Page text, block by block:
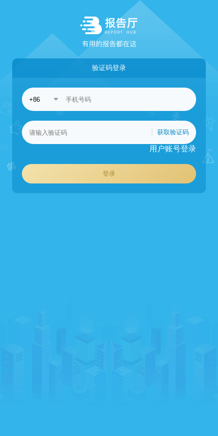
验证码登录
获取验证码
用户账号登录
登录